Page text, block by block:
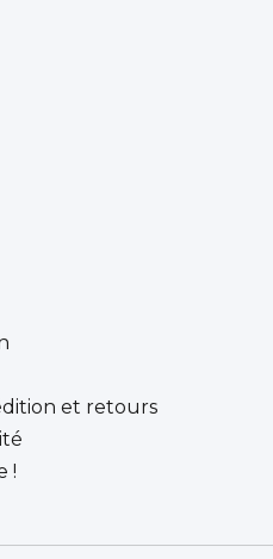
et retours
!